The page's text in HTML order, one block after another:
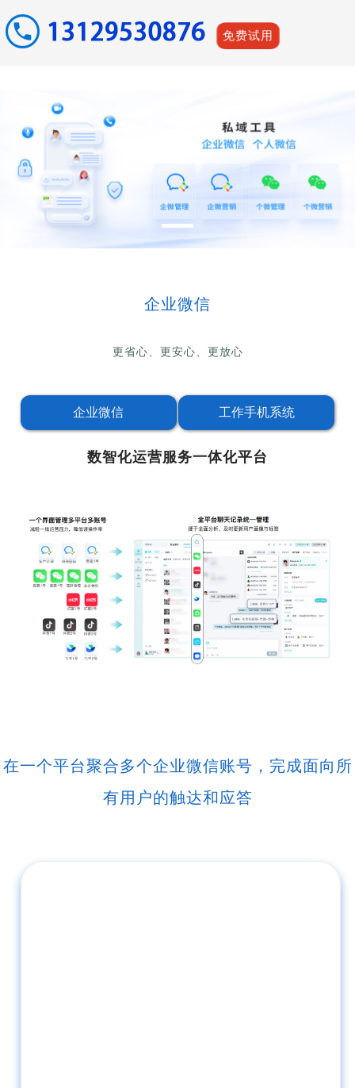
免费试用
企业微信
更省心、更安心、更放心
企业微信 工作手机系统
数智化运营服务一体化平台
在一个平台聚合多个企业微信账号，完成面向所
有用户的触达和应答